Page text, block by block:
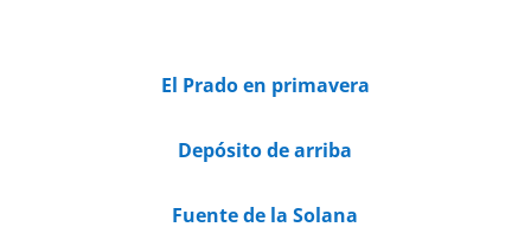
El Prado en primavera
Depósito de arriba
Fuente de la Solana